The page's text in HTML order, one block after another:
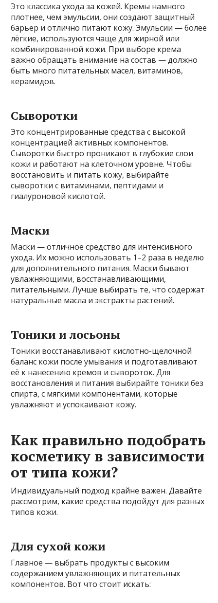
Это классика ухода за кожей. Кремы намного
плотнее, чем эмульсии, они создают защитный
барьер и отлично питают кожу. Эмульсии — более
лёгкие, используются чаще для жирной или
комбинированной кожи. При выборе крема
важно обращать внимание на состав — должно
быть много питательных масел, витаминов,
керамидов.
Сыворотки
Это концентрированные средства с высокой
концентрацией активных компонентов.
Сыворотки быстро проникают в глубокие слои
кожи и работают на клеточном уровне. Чтобы
восстановить и питать кожу, выбирайте
сыворотки с витаминами, пептидами и
гиалуроновой кислотой.
Маски
Маски — отличное средство для интенсивного
ухода. Их можно использовать 1–2 раза в неделю
для дополнительного питания. Маски бывают
увлажняющими, восстанавливающими,
питательными. Лучше выбирать те, что содержат
натуральные масла и экстракты растений.
Тоники и лосьоны
Тоники восстанавливают кислотно-щелочной
баланс кожи после умывания и подготавливают
её к нанесению кремов и сывороток. Для
восстановления и питания выбирайте тоники без
спирта, с мягкими компонентами, которые
увлажняют и успокаивают кожу.
Как правильно подобрать
косметику в зависимости
от типа кожи?
Индивидуальный подход крайне важен. Давайте
рассмотрим, какие средства подойдут для разных
типов кожи.
Для сухой кожи
Главное — выбрать продукты с высоким
содержанием увлажняющих и питательных
компонентов. Вот что стоит искать: